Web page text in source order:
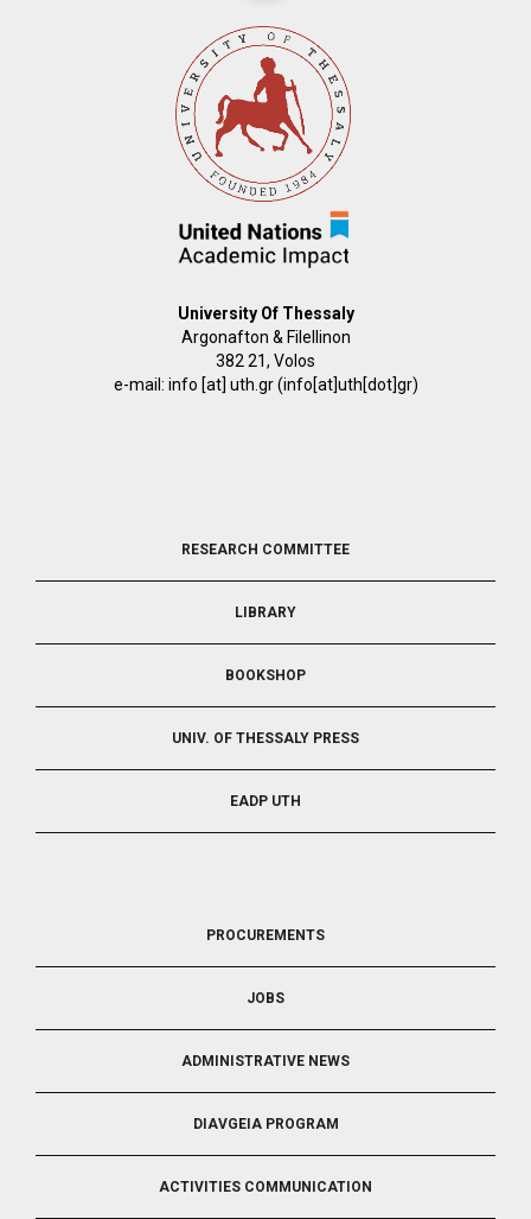
University Of Thessaly
Argonafton & Filellinon
382 21, Volos
e-mail: info [at] uth.gr(info[at]uth[dot]gr)
RESEARCH COMMITTEE
LIBRARY
BOOKSHOP
UNIV. OF THESSALY PRESS
EADP UTH
PROCUREMENTS
JOBS
ADMINISTRATIVE NEWS
DIAVGEIA PROGRAM
ACTIVITIES COMMUNICATION